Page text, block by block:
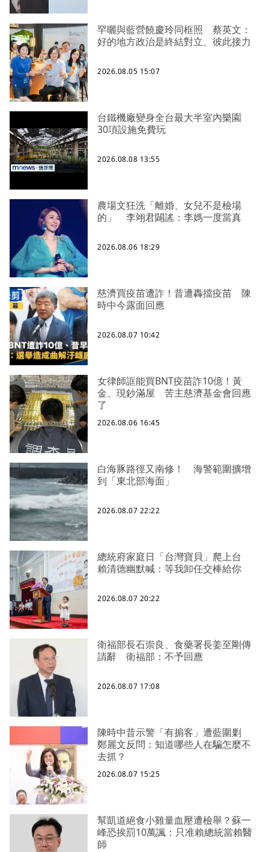
罕曬與藍營饒慶玲同框照 蔡英文：
好的地方政治是終結對立、彼此接力
2026.08.05 15:07
台鐵機廠變身全台最大半室內樂園
30項設施免費玩
2026.08.08 13:55
農場文狂洗「離婚、女兒不是檢場
的」 李翊君闢謠：李媽一度當真
2026.08.06 18:29
慈濟買疫苗遭詐！昔遭轟擋疫苗 陳
時中今露面回應
2026.08.07 10:42
女律師誆能買BNT疫苗詐10億！黃
金、現鈔滿屋 苦主慈濟基金會回應
了
2026.08.06 16:45
白海豚路徑又南修！ 海警範圍擴增
到「東北部海面」
2026.08.07 22:22
總統府家庭日「台灣寶貝」爬上台
賴清德幽默喊：等我卸任交棒給你
2026.08.07 20:22
衛福部長石崇良、食藥署長姜至剛傳
請辭 衛福部：不予回應
2026.08.07 17:08
陳時中昔示警「有掮客」遭藍圍剿
鄭麗文反問：知道哪些人在騙怎麼不
去抓？
2026.08.07 15:25
幫凱道絕食小雞量血壓遭檢舉？蘇一
峰恐挨罰10萬諷：只准賴總統當賴醫
師